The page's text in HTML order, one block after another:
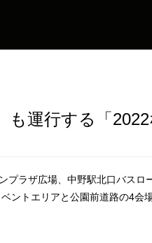
運行する「2022
プラザ広場、中野駅北口バス
ントエリアと公園前道路の4会